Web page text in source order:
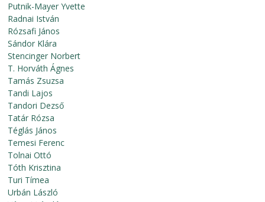
Putnik-Mayer Yvette
Radnai István
Rózsafi János
Sándor Klára
Stencinger Norbert
T. Horváth Ágnes
Tamás Zsuzsa
Tandi Lajos
Tandori Dezső
Tatár Rózsa
Téglás János
Temesi Ferenc
Tolnai Ottó
Tóth Krisztina
Turi Tímea
Urbán László